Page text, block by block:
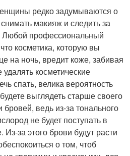
редко задумываются о
макияж и следить за
Любой профессиональный
косметика, которую вы
на ночь, вредит коже, забивая
косметические
спать, велика вероятность
выглядеть старше своего
бровей, ведь из-за тонального
не будет поступать в
Из-за этого брови будут расти
о том, чтоб